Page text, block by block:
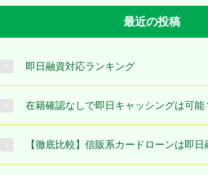
最近の投稿
即日融資対応ランキング
在籍確認なしで即日キャッシングは可能
【徹底比較】信販系カードローンは即